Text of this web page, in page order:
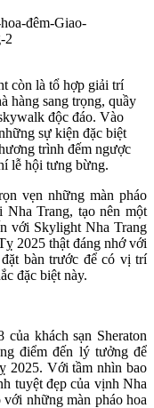
còn là tổ hợp giải trí
hàng sang trọng, quầy
độc đáo. Vào
sự kiện đặc biệt
trình đếm ngược
lễ hội tưng bừng.
vẹn những màn pháo
Nha Trang, tạo nên một
với Skylight Nha Trang
2025 thật đáng nhớ với
bàn trước để có vị trí
đặc biệt này.
khách sạn Sheraton
điểm đến lý tưởng để
2025. Với tầm nhìn bao
tuyệt đẹp của vịnh Nha
những màn pháo hoa